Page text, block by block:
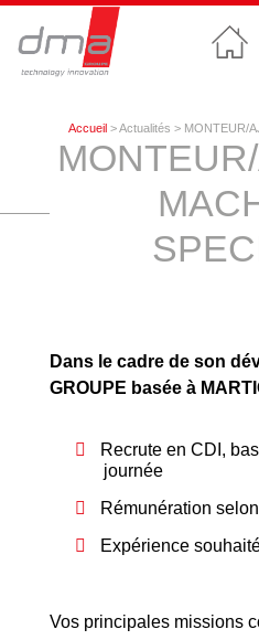
Accueil> Actualités > MONTEUR/
Dans le cadre de son
GROUPE basée à
Recrute en CDI,
journée
Rémunération
Expérience
Vos principales missions